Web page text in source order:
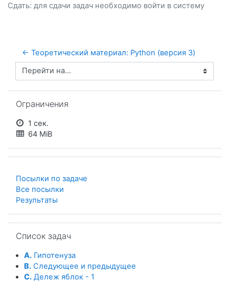
Сдать: для сдачи задач необходимо войти в систему
← Теоретический материал: Python (версия 3)
Перейти на...
Ограничения
1 сек.
64 MiB
Посылки по задаче
Все посылки
Результаты
Список задач
A. Гипотенуза
B. Следующее и предыдущее
C. Дележ яблок - 1